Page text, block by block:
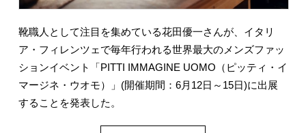
靴職人として注目を集めている花田優一さんが、イタリ
ア・フィレンツェで毎年行われる世界最大のメンズファッ
ションイベント「PITTI IMMAGINE UOMO（ピッティ・イ
マージネ・ウオモ）」(開催期間：6月12日～15日)に出展
することを発表した。